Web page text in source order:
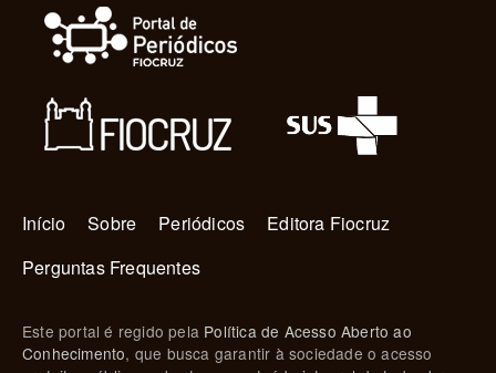
Navegação principal
Início Sobre Periódicos
Editora Fiocruz
Perguntas Frequentes
Este portal é regido pela Política de Acesso Aberto ao
Conhecimento, que busca garantir à sociedade o acesso